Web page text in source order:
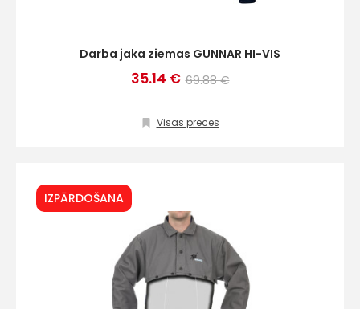
Darba jaka ziemas GUNNAR HI-VIS
35.14 € 69.88 €
Visas preces
IZPĀRDOŠANA